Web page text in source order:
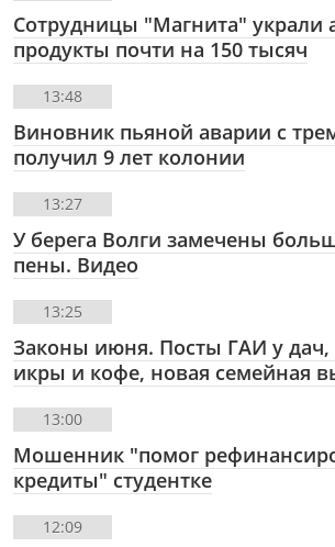
Сотрудницы "Магнита" украли
продукты почти на 150 тысяч
13:48
Виновник пьяной аварии с
получил 9 лет колонии
13:27
У берега Волги замечены
пены. Видео
13:25
Законы июня. Посты ГАИ у дач,
икры и кофе, новая семейная
13:00
Мошенник "помог
кредиты" студентке
12:09